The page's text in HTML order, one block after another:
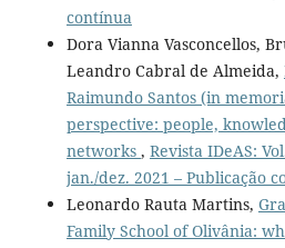
contínua
Dora Vianna Vasconcellos,
Leandro Cabral de Almeida,
Raimundo Santos (in
perspective: people,
networks , Revista IDeAS:
jan./dez. 2021 – Publicação
Leonardo Rauta Martins,
Family School of Olivânia: